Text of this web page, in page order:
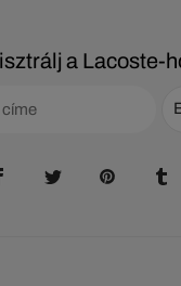
a Lacoste-